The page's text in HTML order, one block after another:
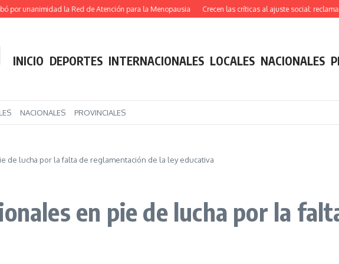
la Red de Atención para la Menopausia Crecen las críticas al ajuste social: reclaman que
INICIO DEPORTES INTERNACIONALES LOCALES NACIONALES
NACIONALES PROVINCIALES
de lucha por la falta de reglamentación de la ley educativa
en pie de lucha por la